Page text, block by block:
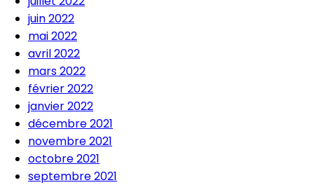
juin 2022
mai 2022
avril 2022
mars 2022
février 2022
janvier 2022
décembre 2021
novembre 2021
octobre 2021
septembre 2021